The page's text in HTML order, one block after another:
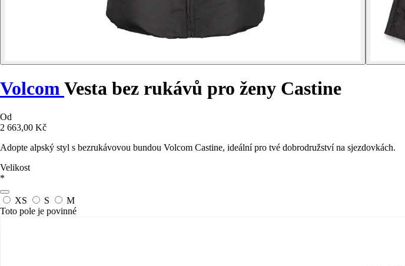
Volcom Vesta bez rukávů pro ženy Castine
Od
2 663,00 Kč
Adopte alpský styl s bezrukávovou bundou Volcom Castine, ideální pro tvé dobrodružství na sjezdovkách.
Velikost
*
XS S
M
Toto pole je povinné